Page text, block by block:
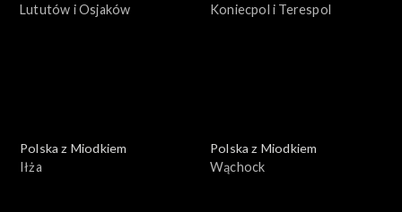
Lututów i Osjaków
Koniecpol i Terespol
Polska z Miodkiem
Iłża
Polska z Miodkiem
Wąchock